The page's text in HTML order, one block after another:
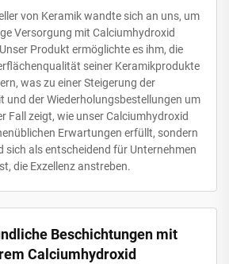
von Keramik wandte sich an uns, um
Versorgung mit Calciumhydroxid
Produkt ermöglichte es ihm, die
seiner Keramikprodukte
was zu einer Steigerung der
und der Wiederholungsbestellungen um
Fall zeigt, wie unser Calciumhydroxid
Erwartungen erfüllt, sondern
als entscheidend für Unternehmen
die Exzellenz anstreben.
Beschichtungen mit
Calciumhydroxid